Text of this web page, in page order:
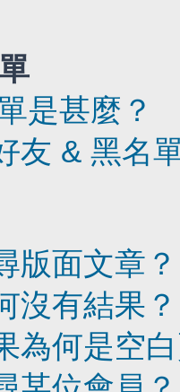
是甚麼？
友 & 黑名
版面文章？
沒有結果？
為何是空